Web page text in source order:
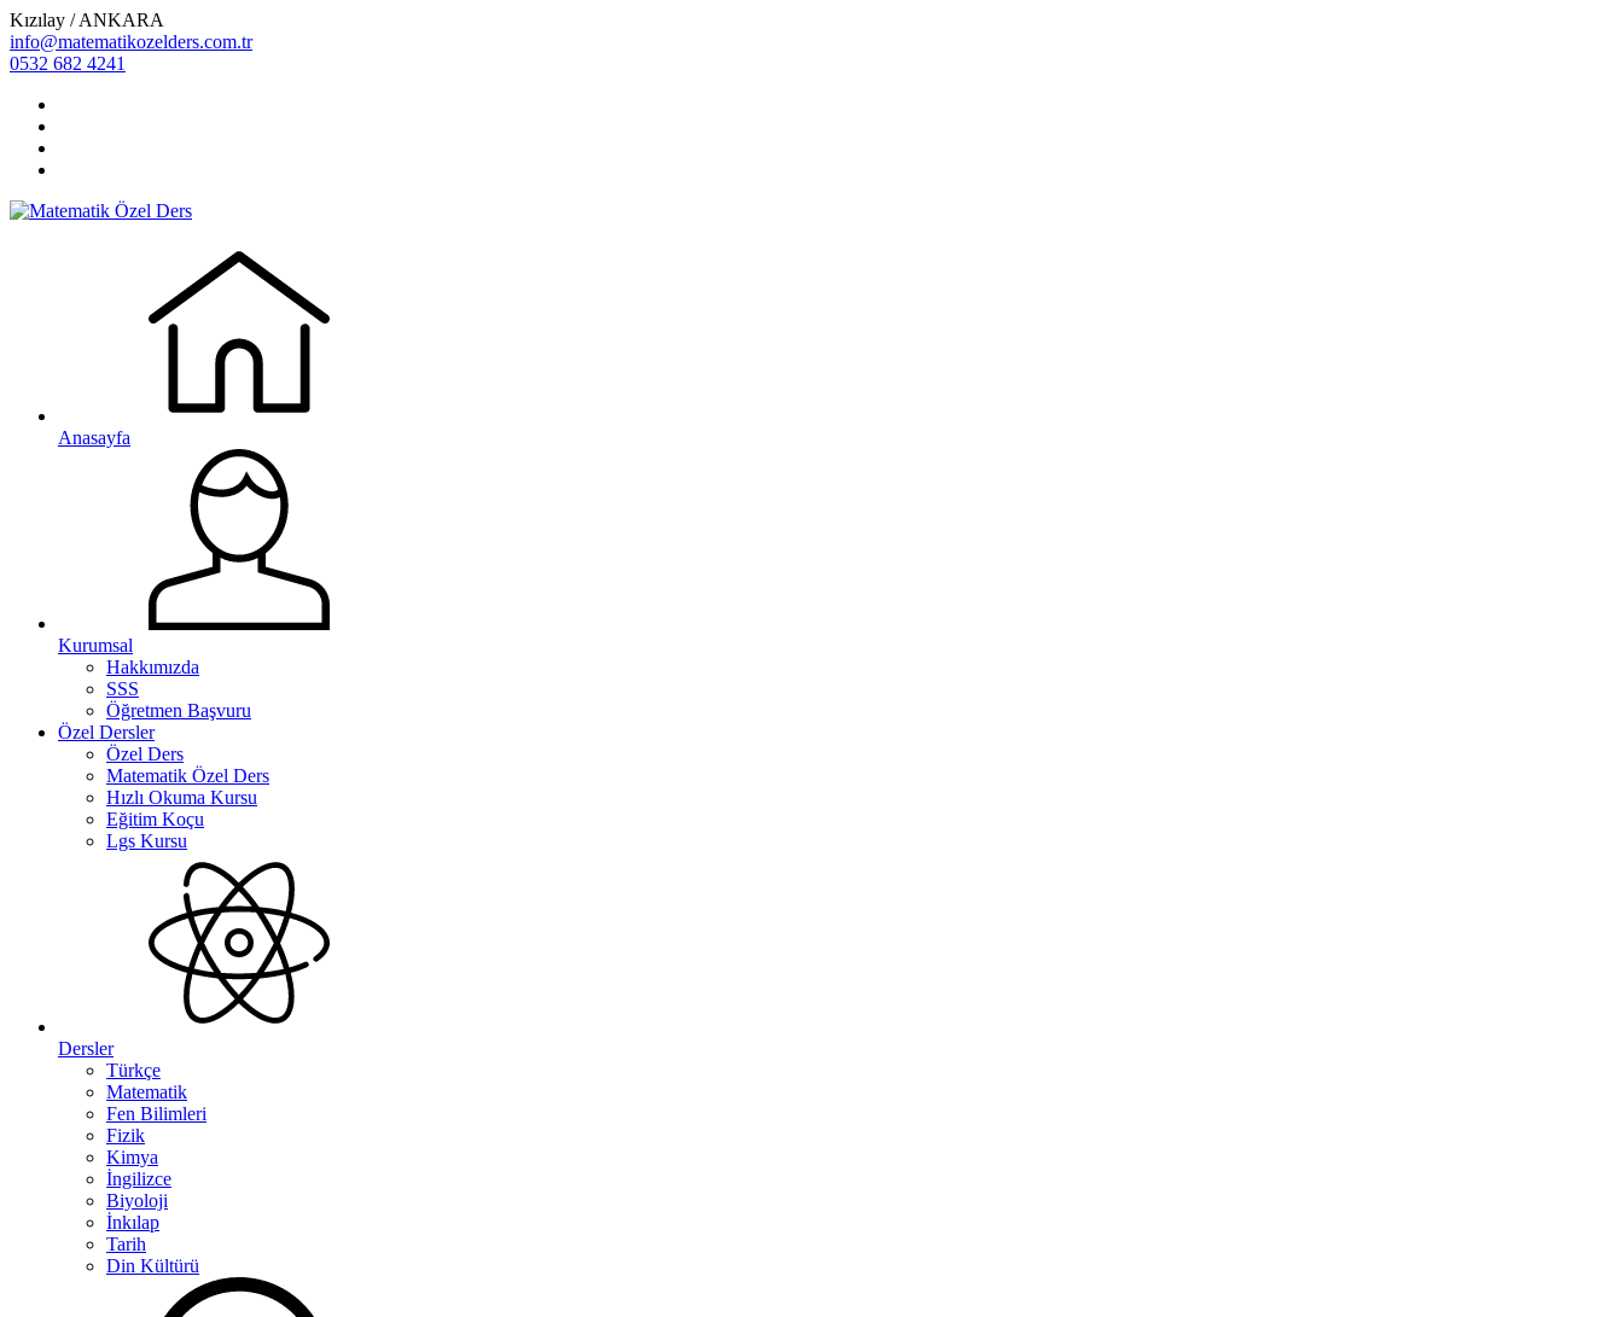
Kızılay / ANKARA
info@matematikozelders.com.tr
0532 682 4241
Anasayfa
Kurumsal
Hakkımızda
SSS
Öğretmen Başvuru
Özel Dersler
Özel Ders
Matematik Özel Ders
Hızlı Okuma Kursu
Eğitim Koçu
Lgs Kursu
Dersler
Türkçe
Matematik
Fen Bilimleri
Fizik
Kimya
İngilizce
Biyoloji
İnkılap
Tarih
Din Kültürü